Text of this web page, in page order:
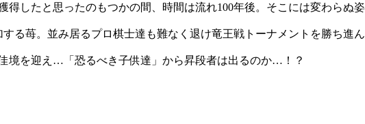
したと思ったのもつかの間、時間は流れ100年後。そこには変わらぬ姿
る苺。並み居るプロ棋士達も難なく退け竜王戦トーナメントを勝ち進ん
境を迎え…「恐るべき子供達」から昇段者は出るのか…！？